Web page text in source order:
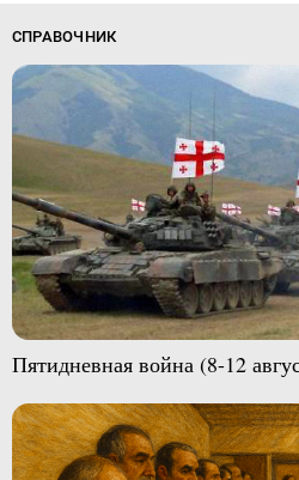
СПРАВОЧНИК
Пятидневная война (8-12